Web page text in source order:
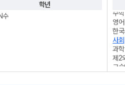
학년
수
수학
영어
한
사회
과학
제2
구